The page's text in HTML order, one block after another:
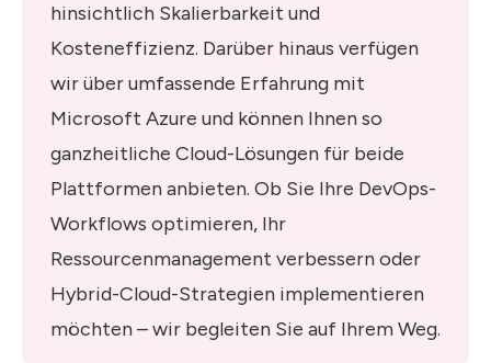
hinsichtlich Skalierbarkeit und
Kosteneffizienz. Darüber hinaus verfügen
wir über umfassende Erfahrung mit
Microsoft Azure und können Ihnen so
ganzheitliche Cloud-Lösungen für beide
Plattformen anbieten. Ob Sie Ihre DevOps-
Workflows optimieren, Ihr
Ressourcenmanagement verbessern oder
Hybrid-Cloud-Strategien implementieren
möchten – wir begleiten Sie auf Ihrem Weg.